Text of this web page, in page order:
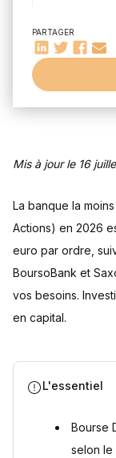
Le top 10
Analyse de
Analyse de
Peut-on ouvrir
Possibilités
Comment
Stratégies
Astuces pour
Quelle est la
Peut-on
banque ?
Comment
Quelle est
PARTAGER
Mis à jour le 16
La banque la
Actions) en 2026
euro par ordre,
BoursoBank et
vos besoins.
en capital.
L'essentiel
Bourse
selon le